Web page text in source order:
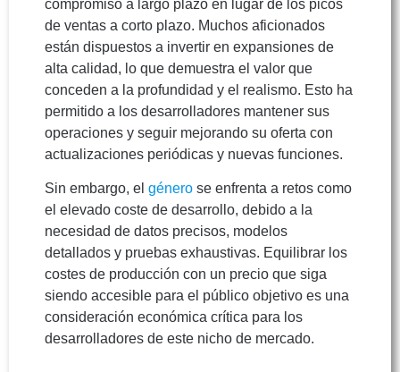
compromiso a largo plazo en lugar de los picos
de ventas a corto plazo. Muchos aficionados
están dispuestos a invertir en expansiones de
alta calidad, lo que demuestra el valor que
conceden a la profundidad y el realismo. Esto ha
permitido a los desarrolladores mantener sus
operaciones y seguir mejorando su oferta con
actualizaciones periódicas y nuevas funciones.
Sin embargo, el género se enfrenta a retos como
el elevado coste de desarrollo, debido a la
necesidad de datos precisos, modelos
detallados y pruebas exhaustivas. Equilibrar los
costes de producción con un precio que siga
siendo accesible para el público objetivo es una
consideración económica crítica para los
desarrolladores de este nicho de mercado.